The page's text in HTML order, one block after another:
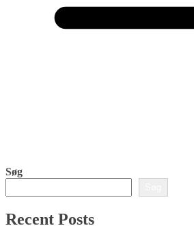
Søg
Recent Posts